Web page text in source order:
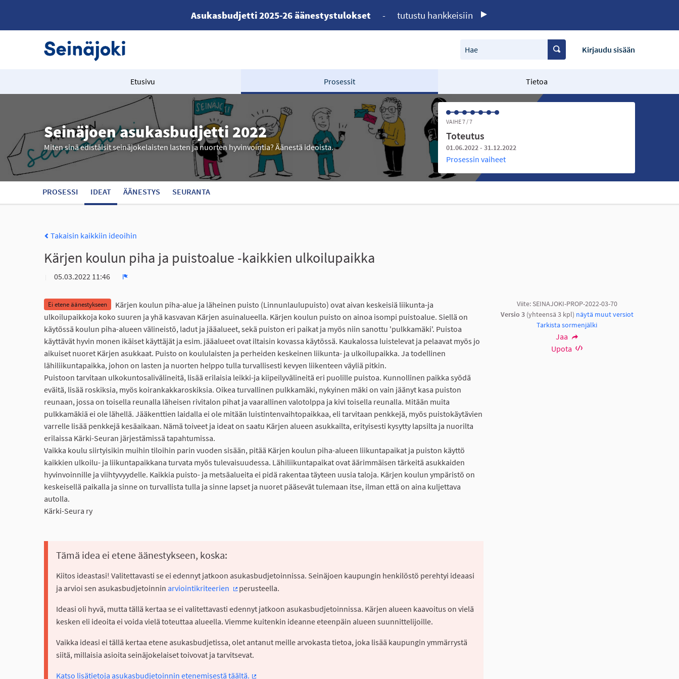
Asukasbudjetti 2025-26 äänestystulokset - tutustu hankkeisiin
Hae Kirjaudu sisään
Etusivu Prosessit Tietoa
Seinäjoen asukasbudjetti 2022
Miten sinä edistäisit seinäjokelaisten lasten ja nuorten hyvinvointia? Äänestä ideoista.
VAIHE 7 / 7
Toteutus
01.06.2022 - 31.12.2022
Prosessin vaiheet
PROSESSI IDEAT ÄÄNESTYS SEURANTA
Takaisin kaikkiin ideoihin
Kärjen koulun piha ja puistoalue -kaikkien ulkoilupaikka
05.03.2022 11:46
Ei etene äänestykseen
Kärjen koulun piha-alue ja läheinen puisto (Linnunlaulupuisto) ovat aivan keskeisiä liikunta-ja
ulkoilupaikkoja koko suuren ja yhä kasvavan Kärjen asuinalueella. Kärjen koulun puisto on ainoa isompi puistoalue. Siellä on
käytössä koulun piha-alueen välineistö, ladut ja jääalueet, sekä puiston eri paikat ja myös niin sanottu 'pulkkamäki'. Puistoa
käyttävät hyvin monen ikäiset käyttäjät ja esim. jääalueet ovat iltaisin kovassa käytössä. Kaukalossa luistelevat ja pelaavat myös jo
aikuiset nuoret Kärjen asukkaat. Puisto on koululaisten ja perheiden keskeinen liikunta- ja ulkoilupaikka. Ja todellinen
lähiliikuntapaikka, johon on lasten ja nuorten helppo tulla turvallisesti kevyen liikenteen väyliä pitkin.
Puistoon tarvitaan ulkokuntosalivälineitä, lisää erilaisia leikki-ja kiipeilyvälineitä eri puolille puistoa. Kunnollinen paikka syödä
eväitä, lisää roskiksia, myös koirankakkaroskiksia. Oikea turvallinen pulkkamäki, nykyinen mäki on vain jäänyt kasa puiston
reunaan, jossa on toisella reunalla läheisen rivitalon pihat ja vaarallinen valotolppa ja kivi toisella reunalla. Mitään muita
pulkkamäkiä ei ole lähellä. Jääkenttien laidalla ei ole mitään luistintenvaihtopaikkaa, eli tarvitaan penkkejä, myös puistokäytävien
varrelle lisää penkkejä kesäaikaan. Nämä toiveet ja ideat on saatu Kärjen alueen asukkailta, erityisesti kysytty lapsilta ja nuorilta
erilaissa Kärki-Seuran järjestämissä tapahtumissa.
Vaikka koulu siirtyisikin muihin tiloihin parin vuoden sisään, pitää Kärjen koulun piha-alueen liikuntapaikat ja puiston käyttö
kaikkien ulkoilu- ja liikuntapaikkana turvata myös tulevaisuudessa. Lähiliikuntapaikat ovat äärimmäisen tärkeitä asukkaiden
hyvinvoinnille ja viihtyvyydelle. Kaikkia puisto- ja metsäalueita ei pidä rakentaa täyteen uusia taloja. Kärjen koulun ympäristö on
keskeisellä paikalla ja sinne on turvallista tulla ja sinne lapset ja nuoret pääsevät tulemaan itse, ilman että on aina kuljettava
autolla.
Kärki-Seura ry
Tämä idea ei etene äänestykseen, koska:
Kiitos ideastasi! Valitettavasti se ei edennyt jatkoon asukasbudjetoinnissa. Seinäjoen kaupungin henkilöstö perehtyi ideaasi
ja arvioi sen asukasbudjetoinnin arviointikriteerien
perusteella.
Ideasi oli hyvä, mutta tällä kertaa se ei valitettavasti edennyt jatkoon asukasbudjetoinnissa. Kärjen alueen kaavoitus on vielä
kesken eli ideoita ei voida vielä toteuttaa alueella. Viemme kuitenkin ideanne eteenpäin alueen suunnittelijoille.
Vaikka ideasi ei tällä kertaa etene asukasbudjetissa, olet antanut meille arvokasta tietoa, joka lisää kaupungin ymmärrystä
siitä, millaisia asioita seinäjokelaiset toivovat ja tarvitsevat.
Katso lisätietoja asukasbudjetoinnin etenemisestä täältä.
Viite: SEINAJOKI-PROP-2022-03-70
Versio 3(yhteensä 3 kpl) näytä muut versiot
Tarkista sormenjälki
Jaa
Upota